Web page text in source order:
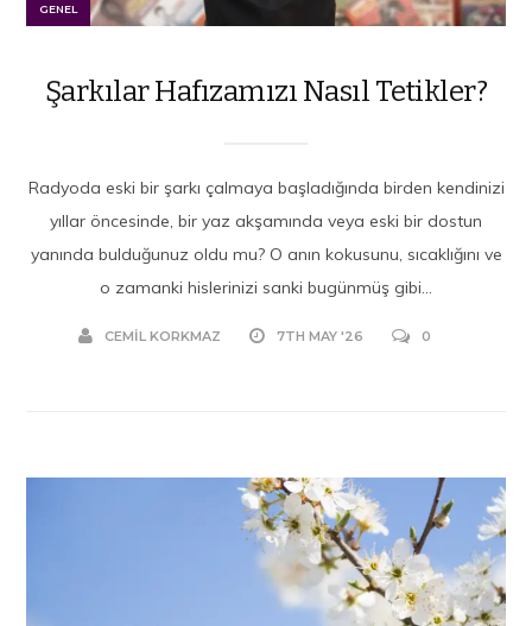
GENEL
Şarkılar Hafızamızı Nasıl Tetikler?
Radyoda eski bir şarkı çalmaya başladığında birden kendinizi
yıllar öncesinde, bir yaz akşamında veya eski bir dostun
yanında bulduğunuz oldu mu? O anın kokusunu, sıcaklığını ve
o zamanki hislerinizi sanki bugünmüş gibi...
CEMIL KORKMAZ 7TH MAY '26 0